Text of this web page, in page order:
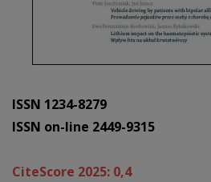
ISSN 1234-8279
ISSN on-line 2449-9315
CiteScore 2025: 0,4